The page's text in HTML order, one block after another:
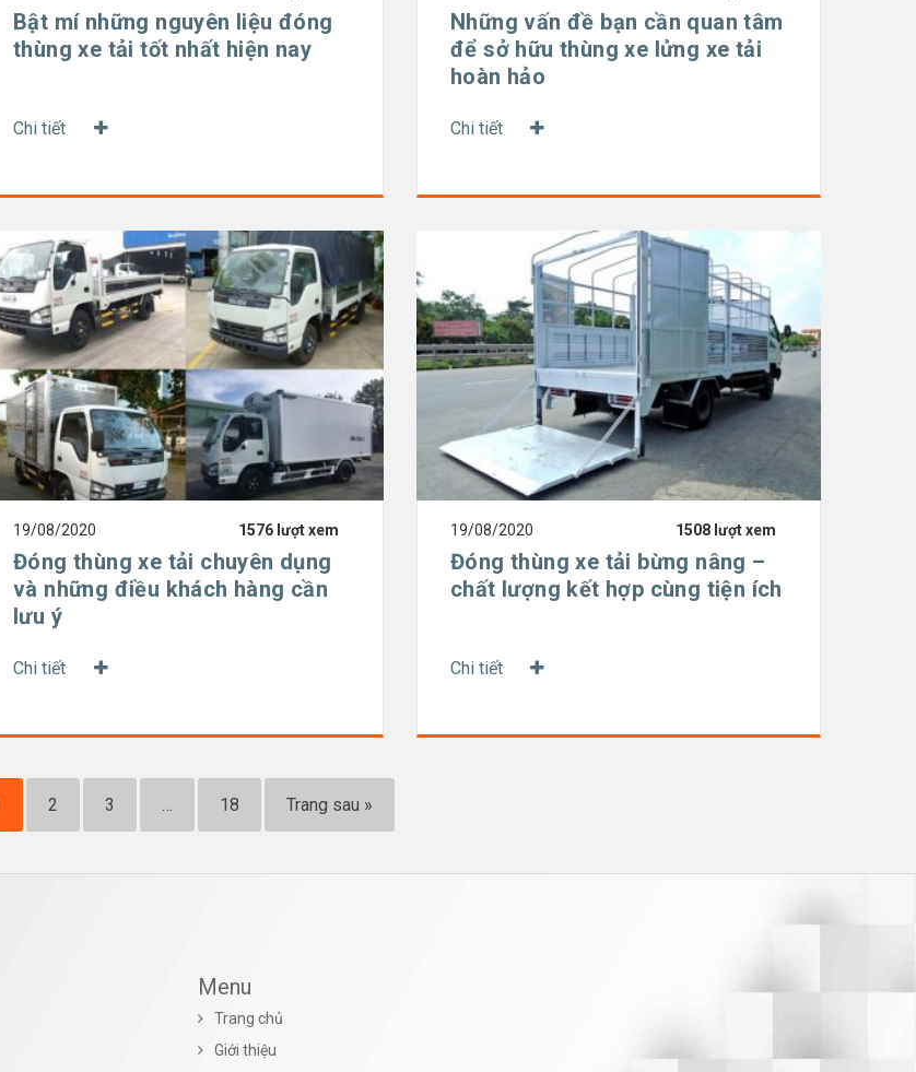
Bật mí những nguyên liệu đóng
thùng xe tải tốt nhất hiện nay
Chi tiết
Những vấn đề bạn cần quan tâm
để sở hữu thùng xe lửng xe tải
hoàn hảo
Chi tiết
19/08/2020 1576 lượt xem
Đóng thùng xe tải chuyên dụng
và những điều khách hàng cần
lưu ý
Chi tiết
19/08/2020 1508 lượt xem
Đóng thùng xe tải bừng nâng –
chất lượng kết hợp cùng tiện ích
Chi tiết
2 3 18 Trang sau »
Menu
Trang chủ
Giới thiệu